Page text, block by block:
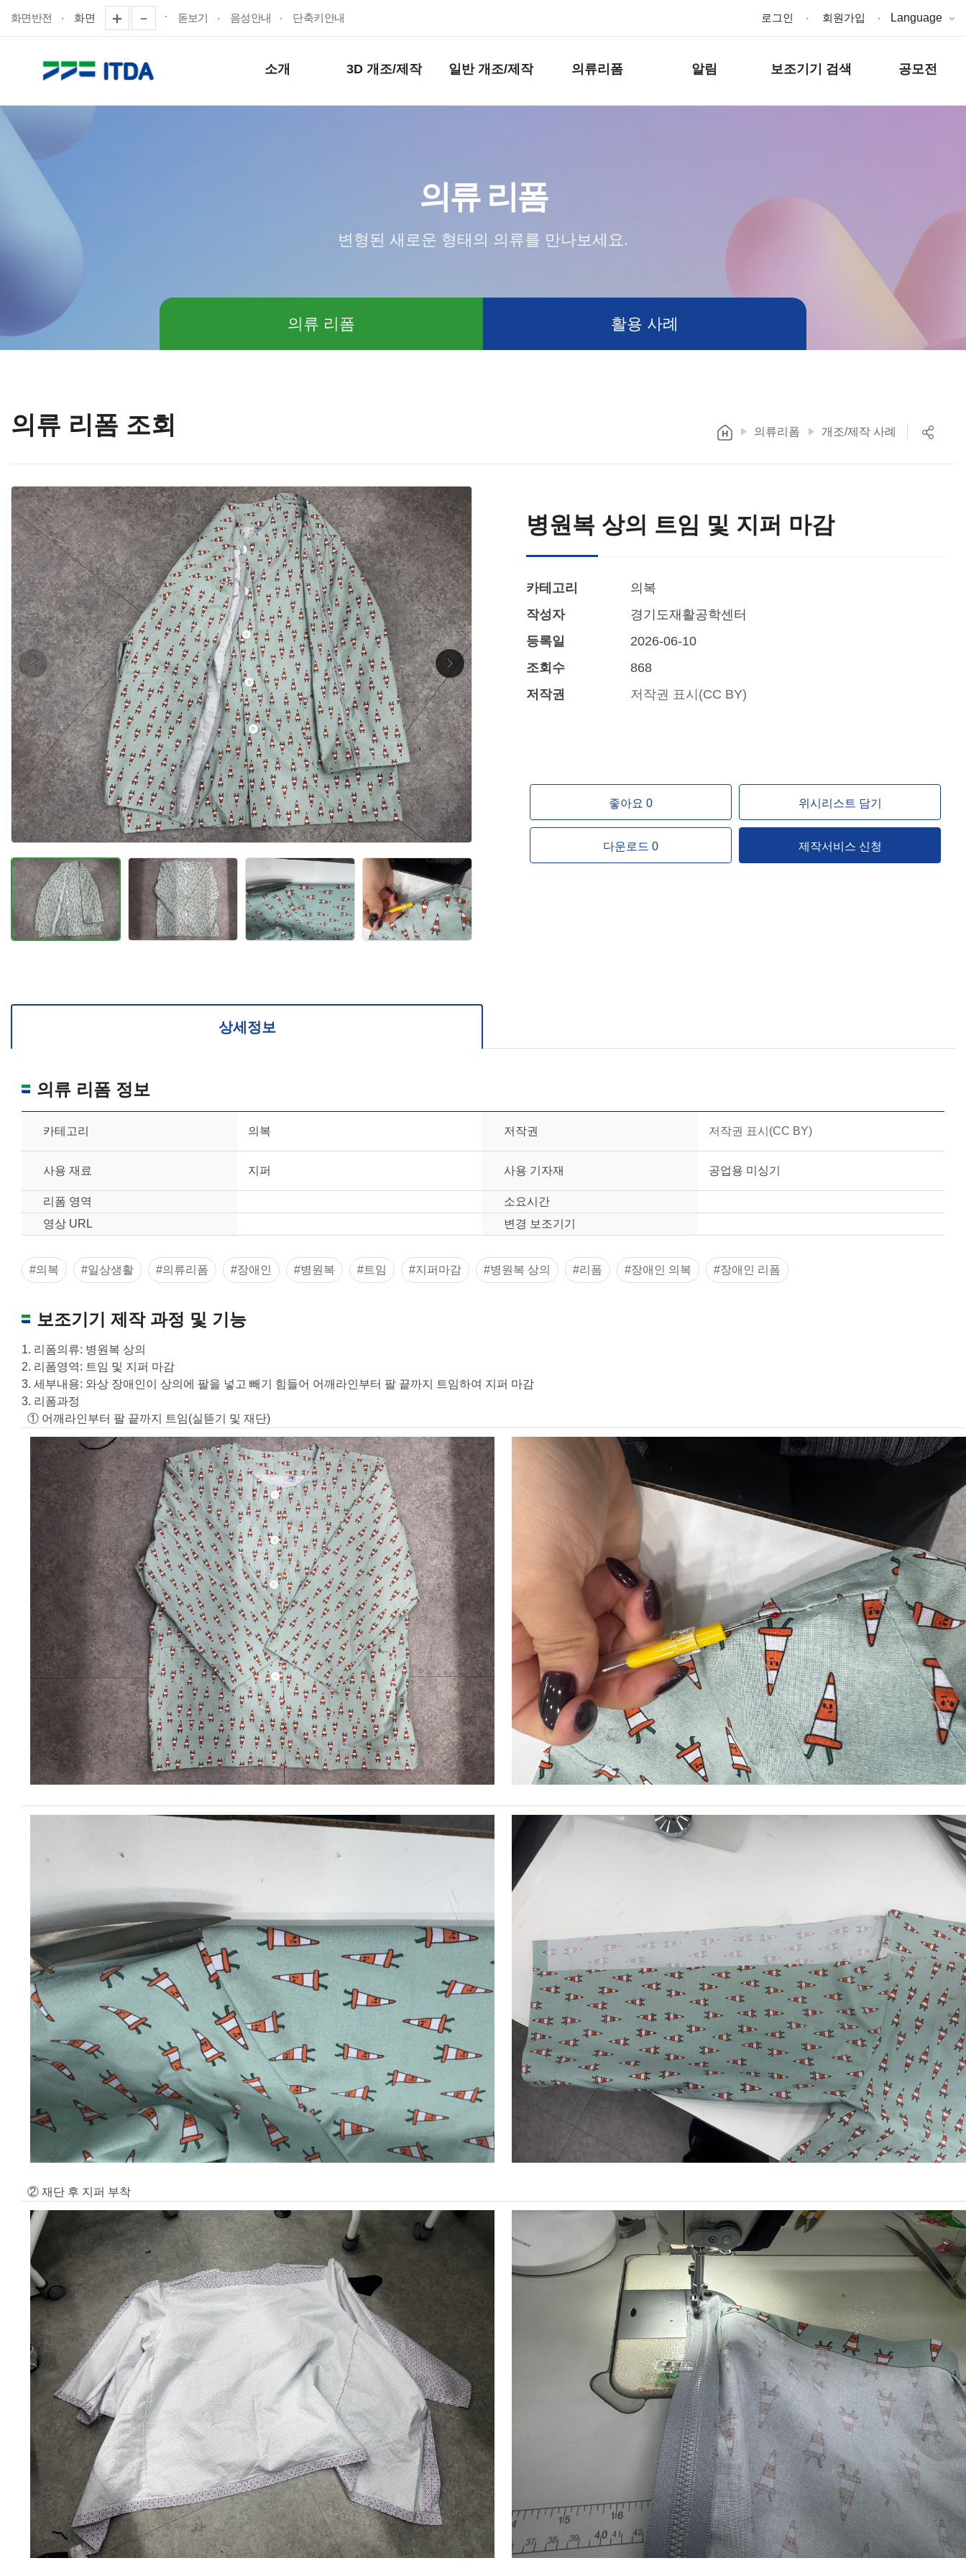
화면반전 화면 돋보기 음성안내 단축키안내 로그인 회원가입 Language
소개 3D 개조/제작 일반 개조/제작 의류리폼 알림 보조기기 검색 공모전
의류 리폼
변형된 새로운 형태의 의류를 만나보세요.
의류 리폼 활용 사례
의류 리폼 조회 의류리폼 개조/제작 사례
병원복 상의 트임 및 지퍼 마감
카테고리
의복
작성자
경기도재활공학센터
등록일
2026-06-10
조회수
868
저작권
저작권 표시(CC BY)
좋아요 0 위시리스트 담기
다운로드 0 제작서비스 신청
상세정보
의류 리폼 정보
카테고리 의복 저작권 저작권 표시(CC BY)
사용 재료 지퍼 사용 기자재 공업용 미싱기
리폼 영역
소요시간
영상 URL
변경 보조기기
#의복 #일상생활 #의류리폼 #장애인 #병원복 #트임 #지퍼마감 #병원복 상의 #리폼 #장애인 의복 #장애인 리폼
보조기기 제작 과정 및 기능
1. 리폼의류: 병원복 상의
2. 리폼영역: 트임 및 지퍼 마감
3. 세부내용: 와상 장애인이 상의에 팔을 넣고 빼기 힘들어 어깨라인부터 팔 끝까지 트임하여 지퍼 마감
3. 리폼과정
① 어깨라인부터 팔 끝까지 트임(실뜯기 및 재단)
② 재단 후 지퍼 부착